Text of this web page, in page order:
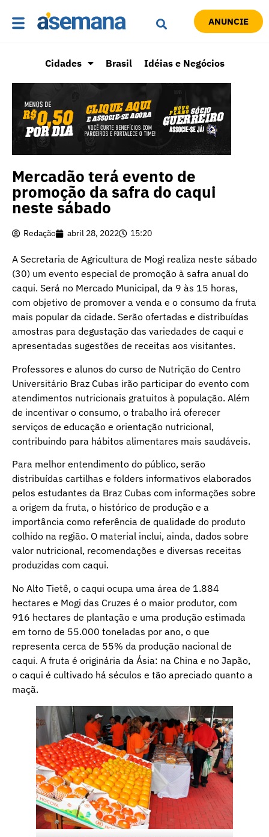
ANUNCIE
Cidades Brasil Idéias e Negócios
Mercadão terá evento de
promoção da safra do caqui
neste sábado
Redação abril 28, 2022 15:20
A Secretaria de Agricultura de Mogi realiza neste sábado
(30) um evento especial de promoção à safra anual do
caqui. Será no Mercado Municipal, da 9 às 15 horas,
com objetivo de promover a venda e o consumo da fruta
mais popular da cidade. Serão ofertadas e distribuídas
amostras para degustação das variedades de caqui e
apresentadas sugestões de receitas aos visitantes.
Professores e alunos do curso de Nutrição do Centro
Universitário Braz Cubas irão participar do evento com
atendimentos nutricionais gratuitos à população. Além
de incentivar o consumo, o trabalho irá oferecer
serviços de educação e orientação nutricional,
contribuindo para hábitos alimentares mais saudáveis.
Para melhor entendimento do público, serão
distribuídas cartilhas e folders informativos elaborados
pelos estudantes da Braz Cubas com informações sobre
a origem da fruta, o histórico de produção e a
importância como referência de qualidade do produto
colhido na região. O material inclui, ainda, dados sobre
valor nutricional, recomendações e diversas receitas
produzidas com caqui.
No Alto Tietê, o caqui ocupa uma área de 1.884
hectares e Mogi das Cruzes é o maior produtor, com
916 hectares de plantação e uma produção estimada
em torno de 55.000 toneladas por ano, o que
representa cerca de 55% da produção nacional de
caqui. A fruta é originária da Ásia: na China e no Japão,
o caqui é cultivado há séculos e tão apreciado quanto a
maçã.